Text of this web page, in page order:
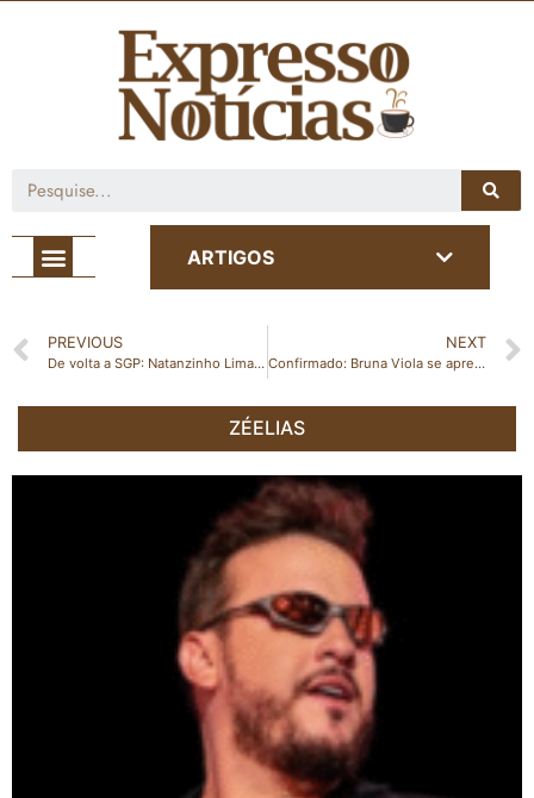
ARTIGOS
PREVIOUS
De volta a SGP: Natanzinho Lima é atração confirmada na festa da cidade
NEXT
Confirmado: Bruna Viola se apresenta no Caipirão nas Montanhas em Vargem Alta
ZÉELIAS